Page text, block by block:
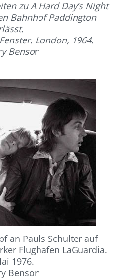
zu A Hard Day’s Night
Bahnhof Paddington
London, 1964.
Benson
an Pauls Schulter auf
Flughafen LaGuardia.
1976.
Benson